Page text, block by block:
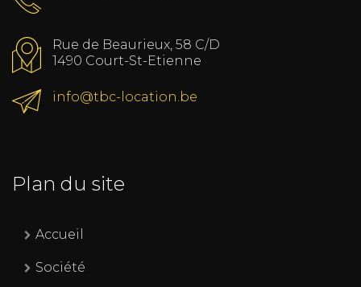
Rue de Beaurieux, 58 C/D
1490 Court-St-Etienne
info@tbc-location.be
Plan du site
Accueil
Société